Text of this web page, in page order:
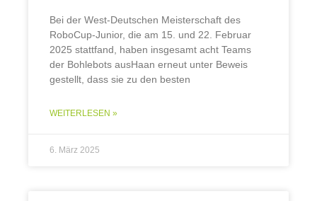
Bei der West-Deutschen Meisterschaft des
RoboCup-Junior, die am 15. und 22. Februar
2025 stattfand, haben insgesamt acht Teams
der Bohlebots ausHaan erneut unter Beweis
gestellt, dass sie zu den besten
WEITERLESEN »
6. März 2025